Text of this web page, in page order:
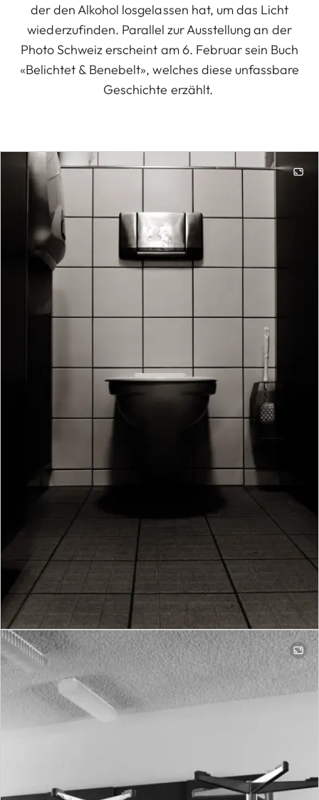
der den Alkohol losgelassen hat, um das Licht
wiederzufinden. Parallel zur Ausstellung an der
Photo Schweiz erscheint am 6. Februar sein Buch
«Belichtet & Benebelt», welches diese unfassbare
Geschichte erzählt.